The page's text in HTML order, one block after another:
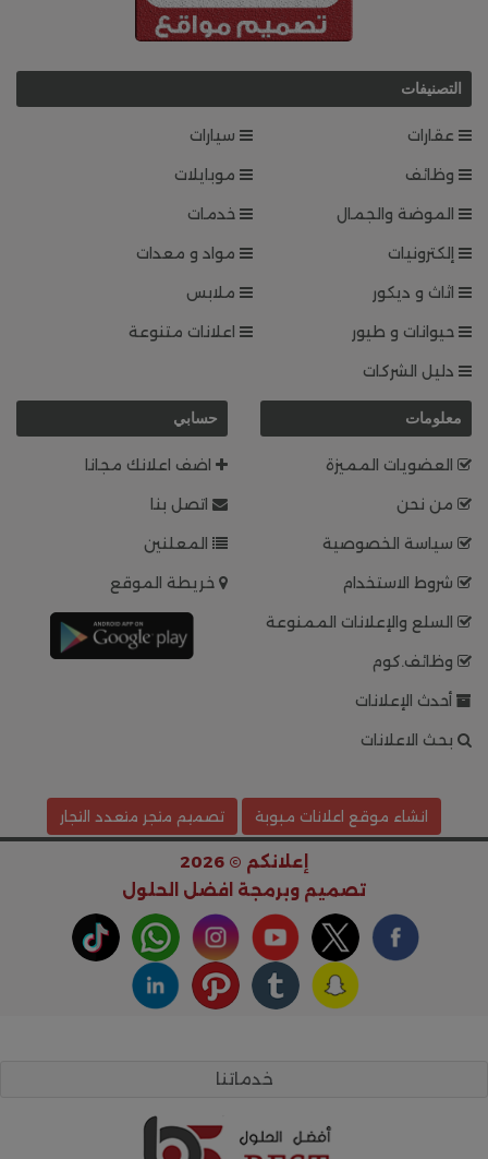
التصنيفات
عقارات
سيارات
وظائف
موبايلات
الموضة والجمال
خدمات
إلكترونيات
مواد و معدات
اثاث و ديكور
ملابس
حيوانات و طيور
اعلانات متنوعة
دليل الشركات
معلومات
العضويات المميزة
من نحن
سياسة الخصوصية
شروط الاستخدام
السلع والإعلانات الممنوعة
وظائف.كوم
أحدث الإعلانات
بحث الاعلانات
حسابي
اضف اعلانك مجانا
اتصل بنا
المعلنين
خريطة الموقع
انشاء موقع اعلانات مبوبة تصميم متجر متعدد التجار
إعلانكم © 2026
تصميم وبرمجة افضل الحلول
خدماتنا